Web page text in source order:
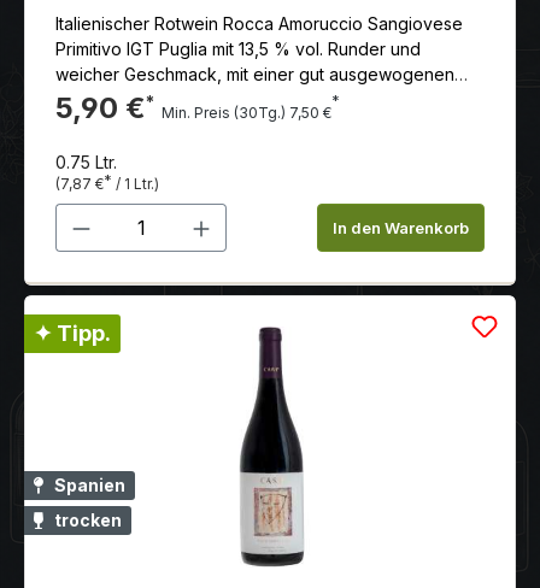
Italienischer Rotwein Rocca Amoruccio Sangiovese
Primitivo IGT Puglia mit 13,5 % vol. Runder und
weicher Geschmack, mit einer gut ausgewogenen
Säure und Struktur.
5,90 €*
Min. Preis (30Tg.) 7,50 €
*
0.75 Ltr.
(7,87 €* / 1 Ltr.)
Produkt Anzahl: Gib denIn den Warenkorb
✦ Tipp.
Spanien
trocken